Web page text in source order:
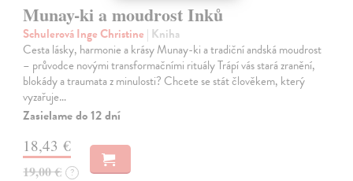
Munay-ki a moudrost Inků
Schulerová Inge Christine | Kniha
Cesta lásky, harmonie a krásy Munay-ki a tradiční andská moudrost
– průvodce novými transformačními rituály Trápí vás stará zranění,
blokády a traumata z minulosti? Chcete se stát člověkem, který
vyzařuje…
Zasielame do 12 dní
18,43 €
19,00 € ?